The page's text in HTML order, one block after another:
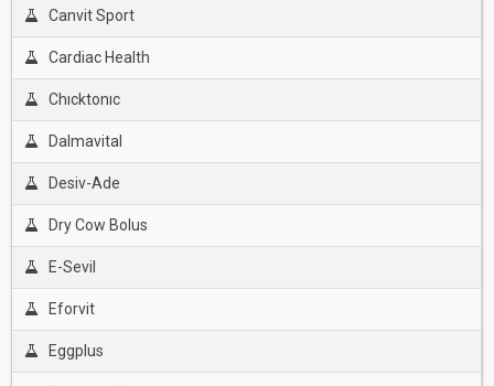
Canvit Sport
Cardiac Health
Chıcktonıc
Dalmavital
Desiv-Ade
Dry Cow Bolus
E-Sevil
Eforvit
Eggplus